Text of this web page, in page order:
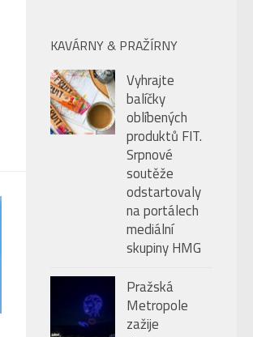
KAVÁRNY & PRAŽÍRNY
Vyhrajte
balíčky
oblíbených
produktů FIT.
Srpnové
soutěže
odstartovaly
na portálech
mediální
skupiny HMG
Pražská
Metropole
zažije